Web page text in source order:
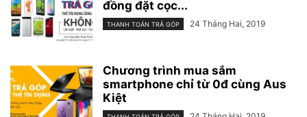
đồng đặt cọc...
THANH TOÁN TRẢ GÓP 24 Tháng Hai, 2019
Chương trình mua sắm
smartphone chỉ từ 0đ cùng Aus
Kiệt